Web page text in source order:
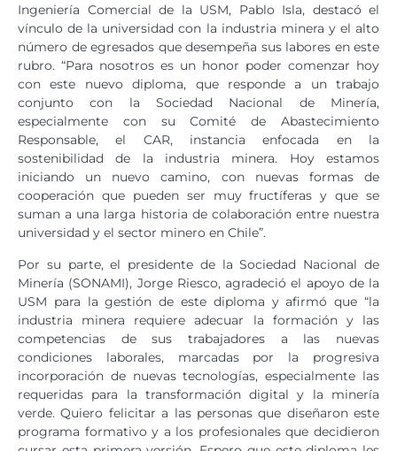
Ingeniería Comercial de la USM, Pablo Isla, destacó el
vínculo de la universidad con la industria minera y el alto
número de egresados que desempeña sus labores en este
rubro. “Para nosotros es un honor poder comenzar hoy
con este nuevo diploma, que responde a un trabajo
conjunto con la Sociedad Nacional de Minería,
especialmente con su Comité de Abastecimiento
Responsable, el CAR, instancia enfocada en la
sostenibilidad de la industria minera. Hoy estamos
iniciando un nuevo camino, con nuevas formas de
cooperación que pueden ser muy fructíferas y que se
suman a una larga historia de colaboración entre nuestra
universidad y el sector minero en Chile”.
Por su parte, el presidente de la Sociedad Nacional de
Minería (SONAMI), Jorge Riesco, agradeció el apoyo de la
USM para la gestión de este diploma y afirmó que “la
industria minera requiere adecuar la formación y las
competencias de sus trabajadores a las nuevas
condiciones laborales, marcadas por la progresiva
incorporación de nuevas tecnologías, especialmente las
requeridas para la transformación digital y la minería
verde. Quiero felicitar a las personas que diseñaron este
programa formativo y a los profesionales que decidieron